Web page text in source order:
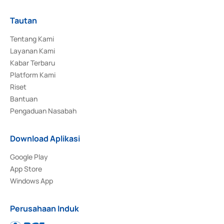
Tautan
Tentang Kami
Layanan Kami
Kabar Terbaru
Platform Kami
Riset
Bantuan
Pengaduan Nasabah
Download Aplikasi
Google Play
App Store
Windows App
Perusahaan Induk